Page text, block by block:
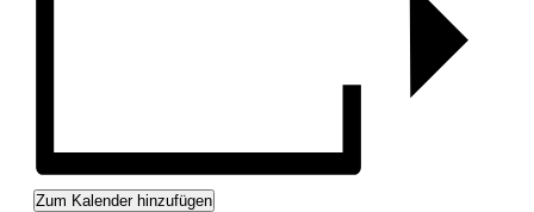
Zum Kalender hinzufügen